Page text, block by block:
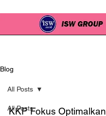
Blog
All Posts
All Posts
KKP Fokus Optimalkan